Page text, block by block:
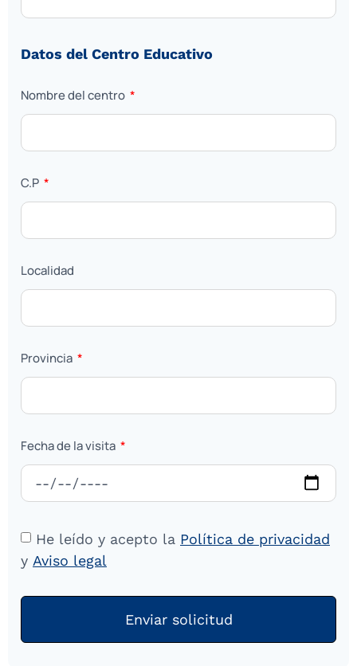
Datos del Centro Educativo
Nombre del centro
C.P
Localidad
Provincia
Fecha de la visita
He leído y acepto la Política de privacidad
y Aviso legal
Enviar solicitud